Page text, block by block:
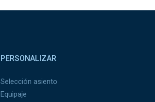
PERSONALIZAR
Selección asiento
Equipaje